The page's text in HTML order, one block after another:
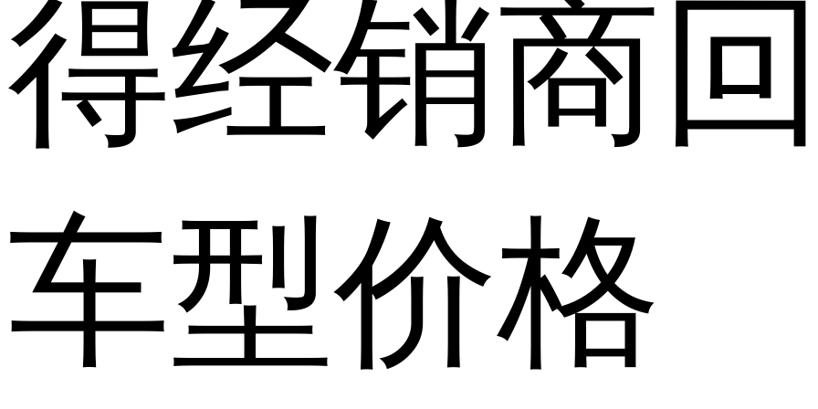
得经销商
车型价格